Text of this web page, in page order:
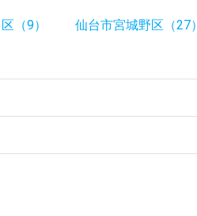
（9） 仙台市宮城野区（27）